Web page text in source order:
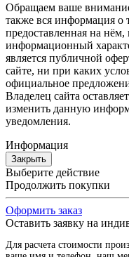
Обращаем ваше
также вся информация о
предоставленная на
информационный
является публичной
сайте, ни при каких
официальное
Владелец сайта
изменить данную
уведомления.
Информация
Закрыть
Выберите действие
Продолжить покупки
Оформить заказ
Оставить заявку на
Для расчета стоимости